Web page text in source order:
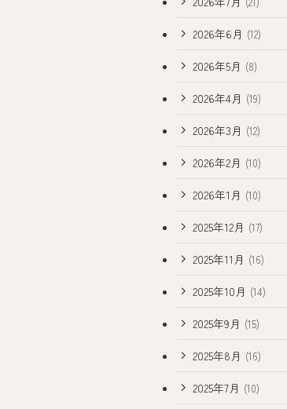
2026年6月 (12)
2026年5月 (8)
2026年4月 (19)
2026年3月 (12)
2026年2月 (10)
2026年1月 (10)
2025年12月 (17)
2025年11月 (16)
2025年10月 (14)
2025年9月 (15)
2025年8月 (16)
2025年7月 (10)